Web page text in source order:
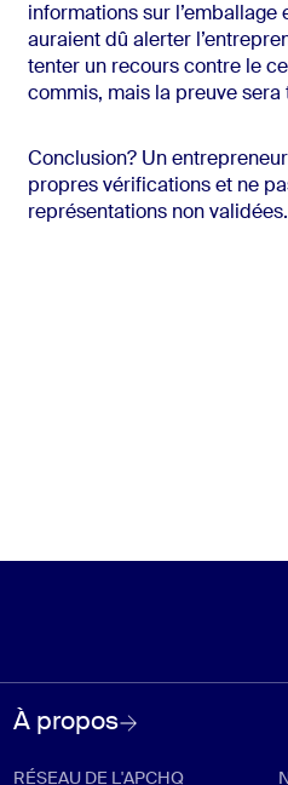
informations sur
auraient dû alerter
tenter un recours contre le
commis, mais la preuve
Conclusion? Un
propres vérifications et ne
représentations non validées.
À propos
RÉSEAU DE L'APCHQ